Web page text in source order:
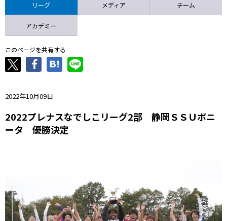
リーグ メディア チーム
アカデミー
このページを共有する
2022年10月09日
2022プレナスなでしこリーグ2部 静岡ＳＳＵボニ
ータ 優勝決定